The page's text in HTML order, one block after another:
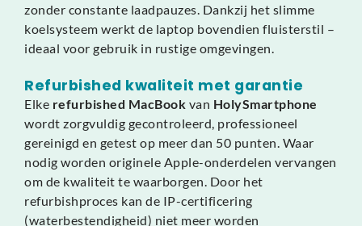
zonder constante laadpauzes. Dankzij het slimme
koelsysteem werkt de laptop bovendien fluisterstil –
ideaal voor gebruik in rustige omgevingen.
Refurbished kwaliteit met garantie
Elke refurbished MacBook van HolySmartphone
wordt zorgvuldig gecontroleerd, professioneel
gereinigd en getest op meer dan 50 punten. Waar
nodig worden originele Apple-onderdelen vervangen
om de kwaliteit te waarborgen. Door het
refurbishproces kan de IP-certificering
(waterbestendigheid) niet meer worden